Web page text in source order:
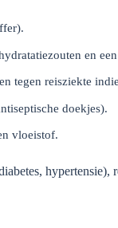
en
tegen reisziekte
doekjes).
vloeistof.